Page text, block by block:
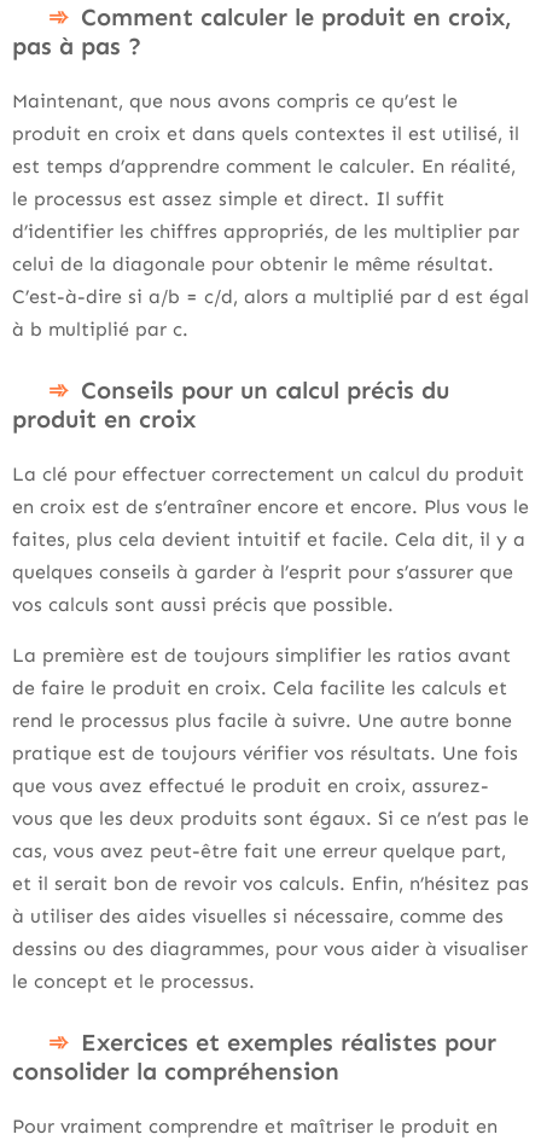
Comment calculer le produit en croix,
pas à pas ?
Maintenant, que nous avons compris ce qu’est le
produit en croix et dans quels contextes il est utilisé, il
est temps d’apprendre comment le calculer. En réalité,
le processus est assez simple et direct. Il suffit
d’identifier les chiffres appropriés, de les multiplier par
celui de la diagonale pour obtenir le même résultat.
C’est-à-dire si a/b = c/d, alors a multiplié par d est égal
à b multiplié par c.
Conseils pour un calcul précis du
produit en croix
La clé pour effectuer correctement un calcul du produit
en croix est de s’entraîner encore et encore. Plus vous le
faites, plus cela devient intuitif et facile. Cela dit, il y a
quelques conseils à garder à l’esprit pour s’assurer que
vos calculs sont aussi précis que possible.
La première est de toujours simplifier les ratios avant
de faire le produit en croix. Cela facilite les calculs et
rend le processus plus facile à suivre. Une autre bonne
pratique est de toujours vérifier vos résultats. Une fois
que vous avez effectué le produit en croix, assurez-
vous que les deux produits sont égaux. Si ce n’est pas le
cas, vous avez peut-être fait une erreur quelque part,
et il serait bon de revoir vos calculs. Enfin, n’hésitez pas
à utiliser des aides visuelles si nécessaire, comme des
dessins ou des diagrammes, pour vous aider à visualiser
le concept et le processus.
Exercices et exemples réalistes pour
consolider la compréhension
Pour vraiment comprendre et maîtriser le produit en